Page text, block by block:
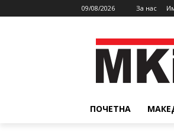
09/08/2026 За нас
ПОЧЕТНА